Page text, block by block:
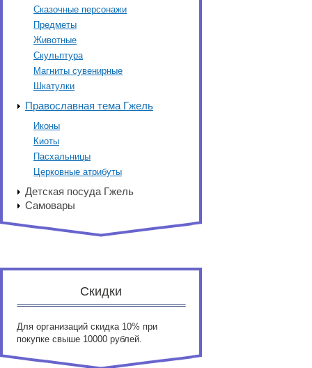
Сказочные персонажи
Предметы
Животные
Скульптура
Магниты сувенирные
Шкатулки
Православная тема Гжель
Иконы
Киоты
Пасхальницы
Церковные атрибуты
Детская посуда Гжель
Самовары
Скидки
Для организаций скидка 10% при
покупке свыше 10000 рублей.